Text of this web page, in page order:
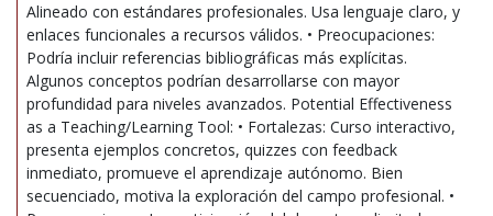
Alineado con estándares profesionales. Usa lenguaje claro, y
enlaces funcionales a recursos válidos. • Preocupaciones:
Podría incluir referencias bibliográficas más explícitas.
Algunos conceptos podrían desarrollarse con mayor
profundidad para niveles avanzados. Potential Effectiveness
as a Teaching/Learning Tool: • Fortalezas: Curso interactivo,
presenta ejemplos concretos, quizzes con feedback
inmediato, promueve el aprendizaje autónomo. Bien
secuenciado, motiva la exploración del campo profesional. •